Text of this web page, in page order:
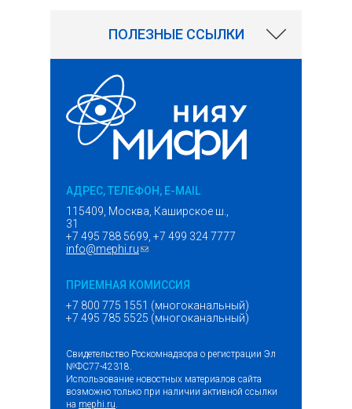
ПОЛЕЗНЫЕ ССЫЛКИ
АДРЕС, ТЕЛЕФОН, E-MAIL
115409, Москва, Каширское ш.,
31
+7 495 788 5699, +7 499 324 7777
info@mephi.ru(ссылка для отправки email)
ПРИЕМНАЯ КОМИССИЯ
+7 800 775 1551 (многоканальный)
+7 495 785 5525 (многоканальный)
Свидетельство Роскомнадзора о регистрации Эл
№ФС77-42318.
Использование новостных материалов сайта
возможно только при наличии активной ссылки
на mephi.ru.